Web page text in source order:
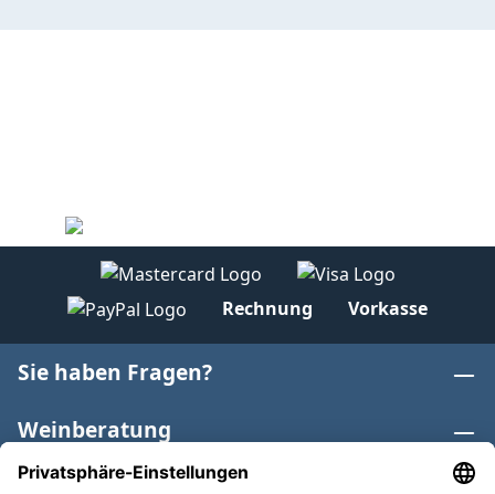
Rechnung Vorkasse
Sie haben Fragen?
Weinberatung
Informationen